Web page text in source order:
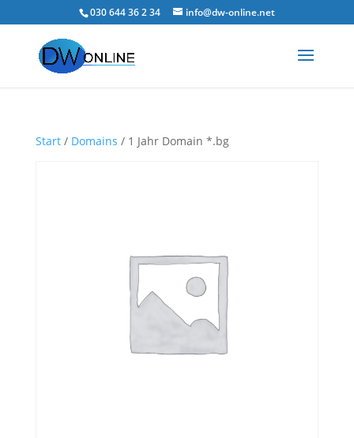
030 644 36 2 34 info@dw-online.net
Start/ Domains / 1 Jahr Domain *.bg